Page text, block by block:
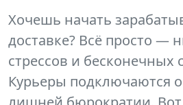
Хочешь начать
доставке? Всё просто —
стрессов и бесконечных
Курьеры подключаются